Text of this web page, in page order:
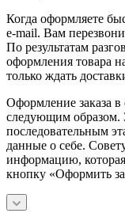
Когда оформляете
e-mail. Вам
По результатам
оформления товара
только ждать
Оформление заказа
следующим образом.
последовательным
данные о себе.
информацию,
кнопку «Оформить